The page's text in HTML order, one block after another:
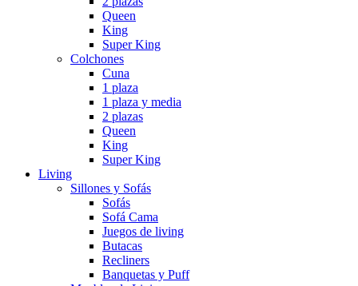
Queen
King
Super King
Colchones
Cuna
1 plaza
1 plaza y media
2 plazas
Queen
King
Super King
Living
Sillones y Sofás
Sofás
Sofá Cama
Juegos de living
Butacas
Recliners
Banquetas y Puff